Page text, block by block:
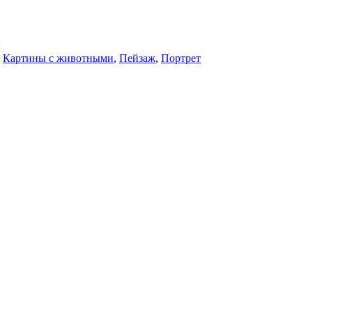
Картины с животными, Пейзаж, Портрет